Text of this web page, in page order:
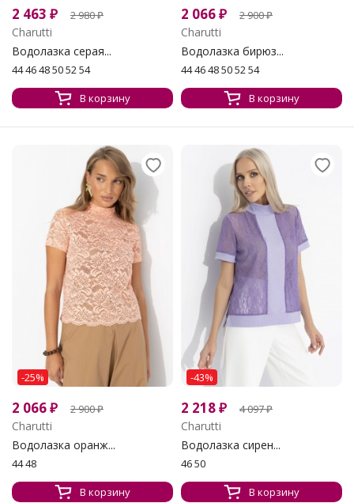
2 463 ₽ 2 980₽
Charutti
Водолазка серая...
44 46 48 50 52 54
В корзину
2 066₽ 2 900₽
Charutti
Водолазка бирюз...
44 46 48 50 52 54
В корзину
-25%
2 066₽ 2 900₽
Charutti
Водолазка оранж...
44 48
В корзину
-43%
2 218₽ 4 097₽
Charutti
Водолазка сирен...
46 50
В корзину